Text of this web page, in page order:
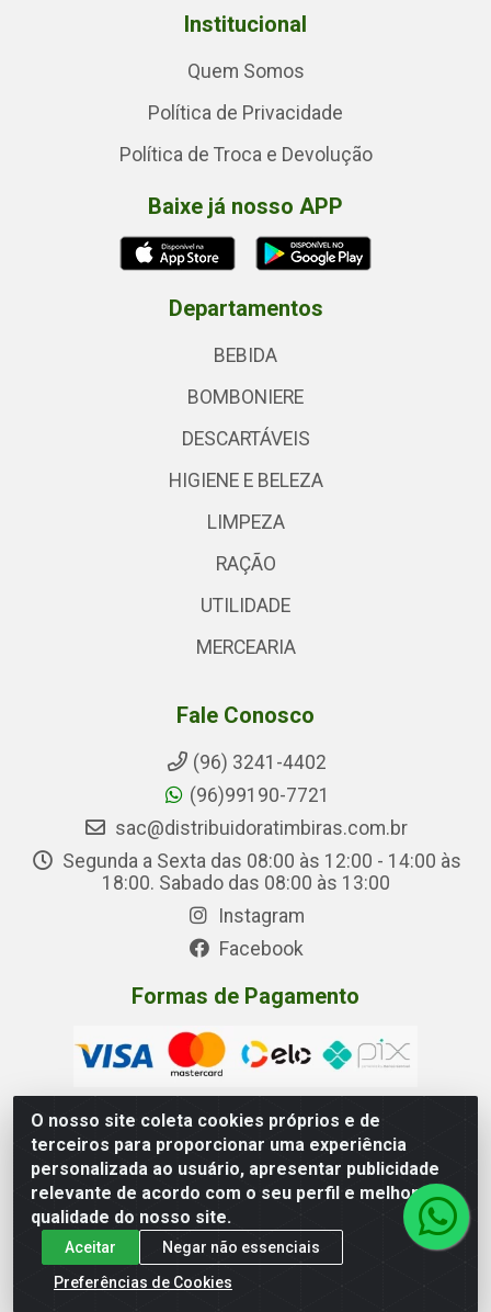
O nosso site coleta cookies próprios e de
terceiros para proporcionar uma experiência
personalizada ao usuário, apresentar publicidade
relevante de acordo com o seu perfil e melhorar a
qualidade do nosso site.
Aceitar
Negar não essenciais
Preferências de Cookies
Institucional
Quem Somos
Política de Privacidade
Política de Troca e Devolução
Baixe já nosso APP
Departamentos
BEBIDA
BOMBONIERE
DESCARTÁVEIS
HIGIENE E BELEZA
LIMPEZA
RAÇÃO
UTILIDADE
MERCEARIA
Fale Conosco
(96) 3241-4402
(96)99190-7721
sac@distribuidoratimbiras.com.br
Segunda a Sexta das 08:00 às 12:00 - 14:00 às
18:00. Sabado das 08:00 às 13:00
Instagram
Facebook
Formas de Pagamento
Distribuidora Timbiras - Rua Manoel Eudóxio Pereira, 3787 –
Beirol, Macapá – AP - CNPJ 05.326.875/0001-00